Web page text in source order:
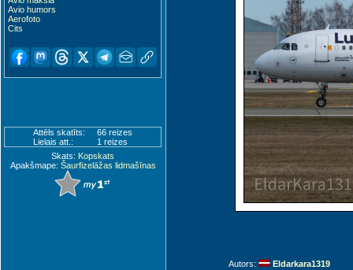
Avio humors
Aerofoto
Cits
Attēls skatīts:
66 reizes
Lielais att.:
1 reizes
Skats: Kopskats
Apakšmape: Šaurfizelāžas lidmašīnas
Autors: Eldarkara1319